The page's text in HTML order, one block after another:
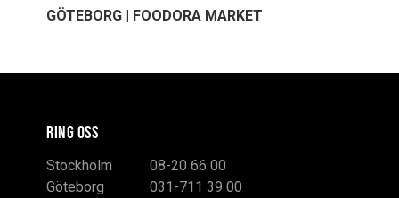
GÖTEBORG | FOODORA MARKET
RING OSS
Stockholm
08-20 66 00
Göteborg
031-711 39 00